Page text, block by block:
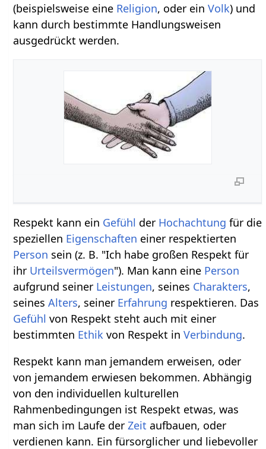
(beispielsweise eine Religion, oder einVolk) und
kann durch bestimmte Handlungsweisen
ausgedrückt werden.
Respekt kann ein Gefühl der Hochachtung für die
speziellen Eigenschaften einer respektierten
Person sein (z. B. "Ich habe großen Respekt für
ihr Urteilsvermögen"). Man kann eine Person
aufgrund seiner Leistungen, seines Charakters,
seinesAlters, seiner Erfahrung respektieren. Das
Gefühl von Respekt steht auch mit einer
bestimmten Ethik von Respekt inVerbindung.
Respekt kann man jemandem erweisen, oder
von jemandem erwiesen bekommen. Abhängig
von den individuellen kulturellen
Rahmenbedingungen ist Respekt etwas, was
man sich im Laufe derZeit aufbauen, oder
verdienen kann. Ein fürsorglicher und liebevoller